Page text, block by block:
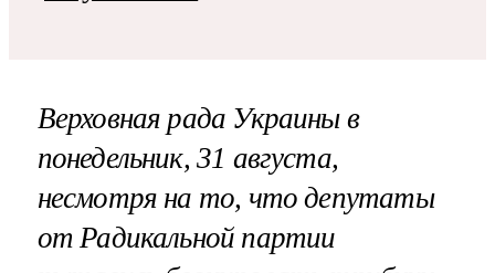
Верховная рада Украины в
понедельник, 31 августа,
несмотря на то, что депутаты
от Радикальной партии